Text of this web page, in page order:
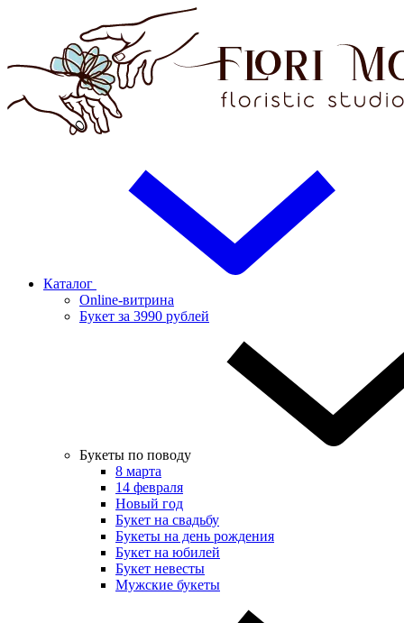
Каталог
Online-витрина
Букет за 3990 рублей
Букеты по поводу
8 марта
14 февраля
Новый год
Букет на свадьбу
Букеты на день рождения
Букет на юбилей
Букет невесты
Мужские букеты